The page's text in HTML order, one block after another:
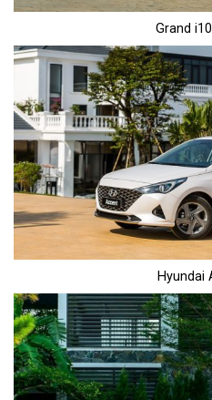
Grand
Hyundai